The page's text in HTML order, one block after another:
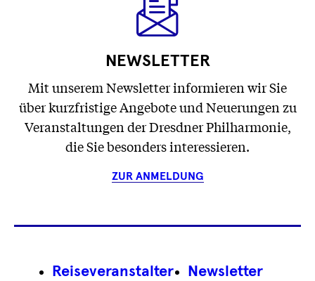
NEWSLETTER
Mit unserem Newsletter informieren wir Sie
über kurzfristige Angebote und Neuerungen zu
Veranstaltungen der Dresdner Philharmonie,
die Sie besonders interessieren.
ZUR ANMELDUNG
Footer
Reiseveranstalter Newsletter